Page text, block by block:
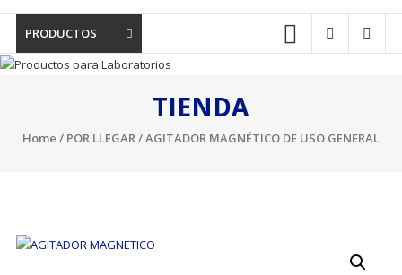
PRODUCTOS
TIENDA
Home / POR LLEGAR/ AGITADOR MAGNÉTICO DE USO GENERAL